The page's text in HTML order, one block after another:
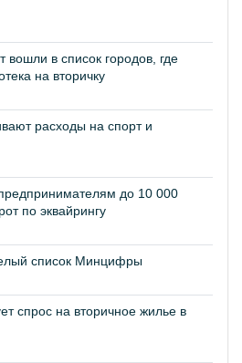
вошли в список городов, где
на вторичку
расходы на спорт и
до 10 000
по эквайрингу
список Минцифры
спрос на вторичное жилье в